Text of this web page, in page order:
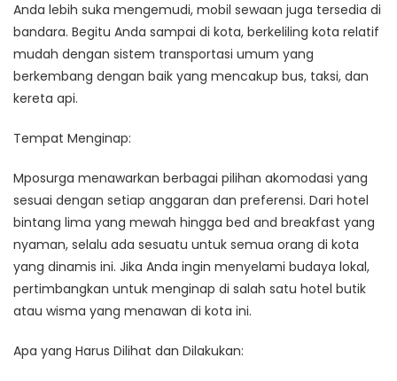
Anda lebih suka mengemudi, mobil sewaan juga tersedia di
bandara. Begitu Anda sampai di kota, berkeliling kota relatif
mudah dengan sistem transportasi umum yang
berkembang dengan baik yang mencakup bus, taksi, dan
kereta api.
Tempat Menginap:
Mposurga menawarkan berbagai pilihan akomodasi yang
sesuai dengan setiap anggaran dan preferensi. Dari hotel
bintang lima yang mewah hingga bed and breakfast yang
nyaman, selalu ada sesuatu untuk semua orang di kota
yang dinamis ini. Jika Anda ingin menyelami budaya lokal,
pertimbangkan untuk menginap di salah satu hotel butik
atau wisma yang menawan di kota ini.
Apa yang Harus Dilihat dan Dilakukan: